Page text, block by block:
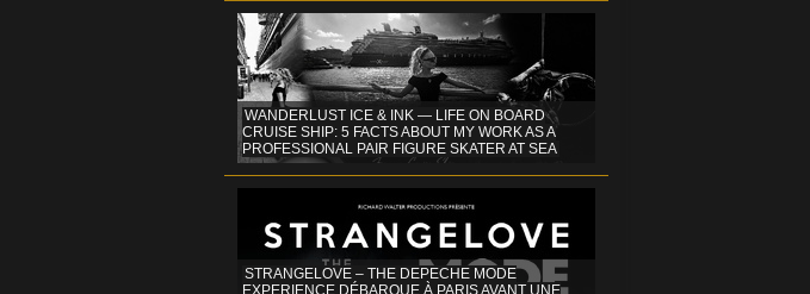
WANDERLUST ICE & INK — LIFE ON BOARD
CRUISE SHIP: 5 FACTS ABOUT MY WORK AS A
PROFESSIONAL PAIR FIGURE SKATER AT SEA
STRANGELOVE – THE DEPECHE MODE
EXPERIENCE DÉBARQUE À PARIS AVANT UNE